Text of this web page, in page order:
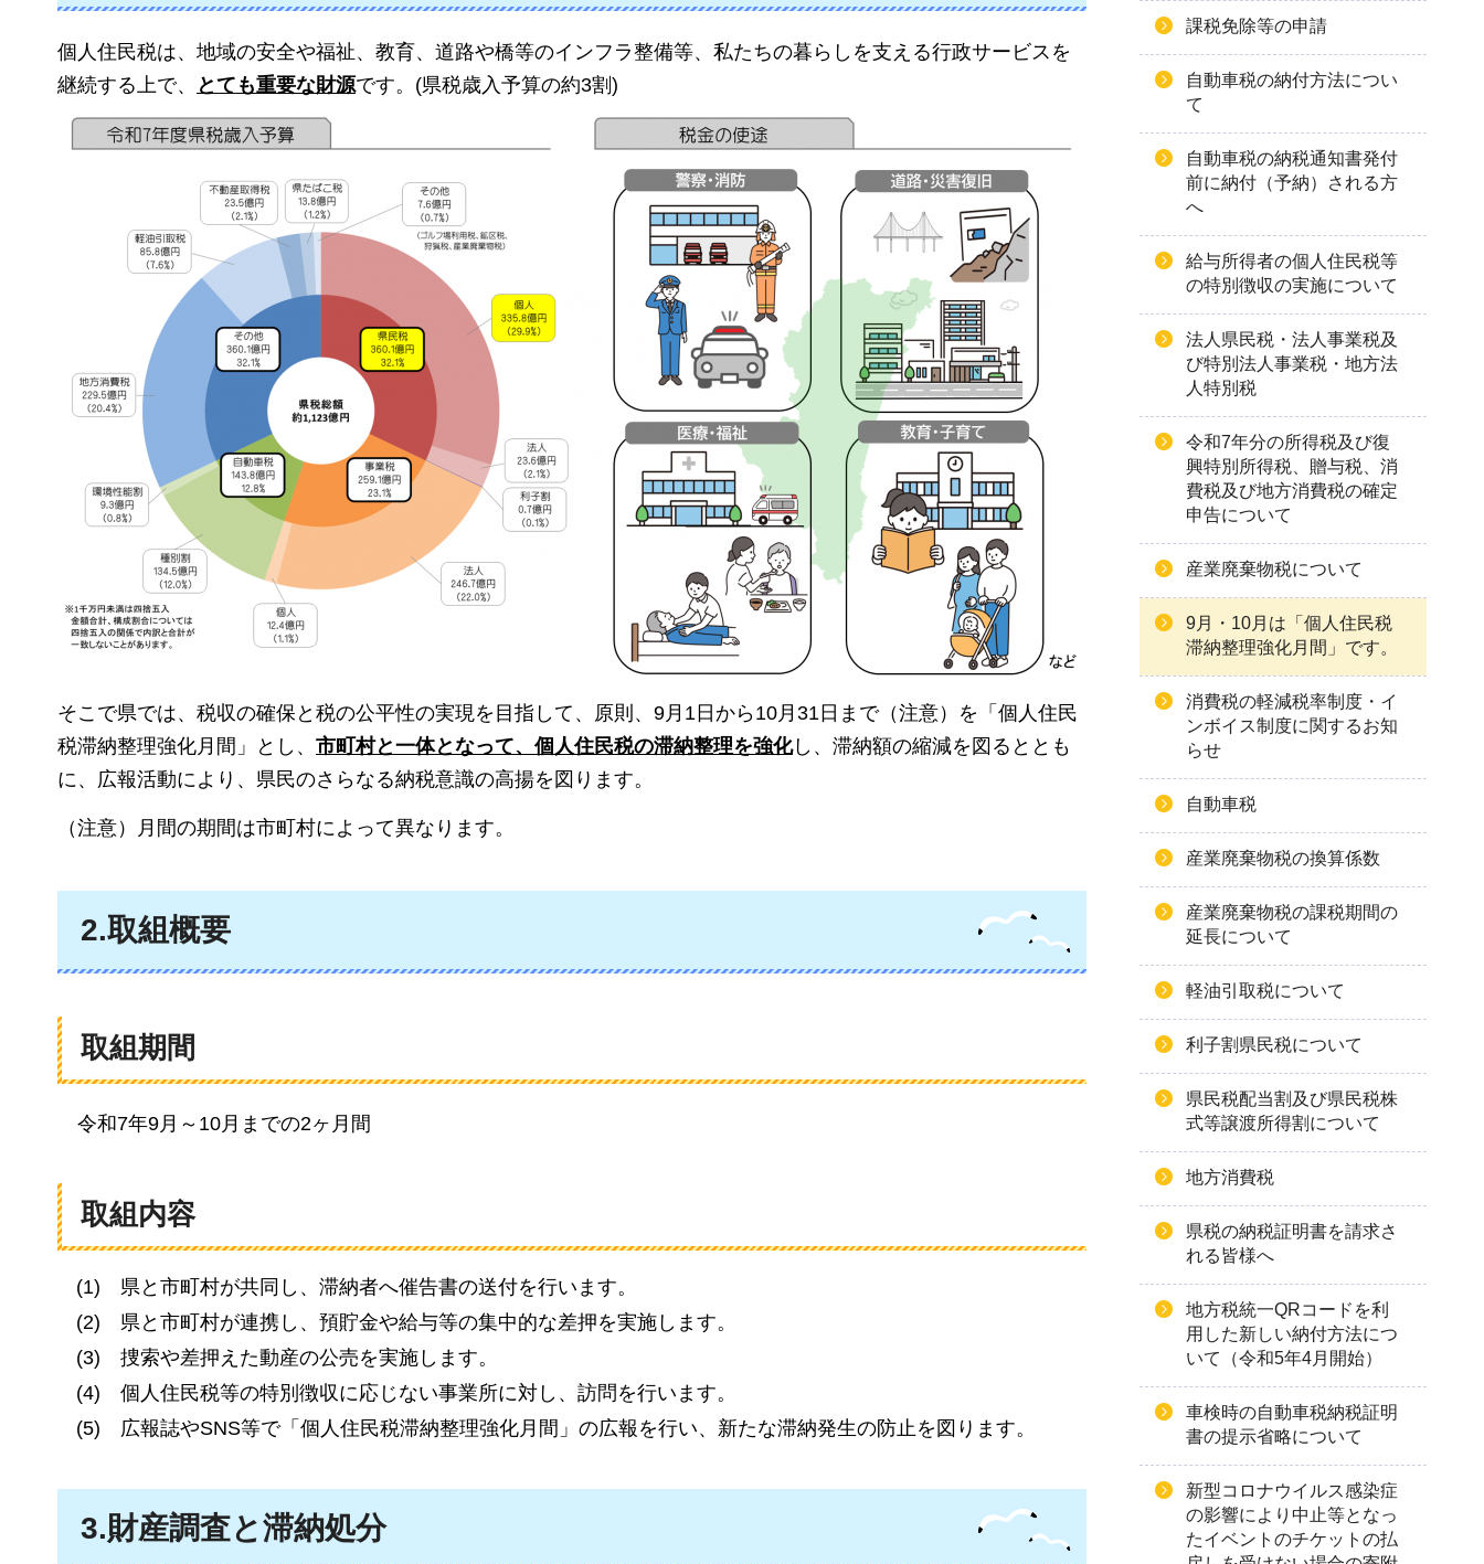
個人住民税は、地域の安全や福祉、教育、道路や橋等のインフラ整備等、私たちの暮らしを支える行政サービスを
継続する上で、
とても重要な財源です。(県税歳入予算の約3割)
そこで県では、税収の確保と税の公平性の実現を目指して、原則、9月1日から10月31日まで（注意）を「個人住民
税滞納整理強化月間」とし、 市町村と一体となって、個人住民税の滞納整理を強化し、滞納額の縮減を図るととも
に、広報活動により、県民のさらなる納税意識の高揚を図ります。
（注意）月間の期間は市町村によって異なります。
2.取組概要
取組期間
令和7年9月～10月までの2ヶ月間
取組内容
(1)
県と市町村が共同し、滞納者へ催告書の送付を行います。
(2)
県と市町村が連携し、預貯金や給与等の集中的な差押を実施します。
(3)
捜索や差押えた動産の公売を実施します。
(4)
個人住民税等の特別徴収に応じない事業所に対し、訪問を行います。
(5)
広報誌やSNS等で「個人住民税滞納整理強化月間」の広報を行い、新たな滞納発生の防止を図ります。
3.財産調査と滞納処分
課税免除等の申請
自動車税の納付方法につい
て
自動車税の納税通知書発付
前に納付（予納）される方
へ
給与所得者の個人住民税等
の特別徴収の実施について
法人県民税・法人事業税及
び特別法人事業税・地方法
人特別税
令和7年分の所得税及び復
興特別所得税、贈与税、消
費税及び地方消費税の確定
申告について
産業廃棄物税について
9月・10月は「個人住民税
滞納整理強化月間」です。
消費税の軽減税率制度・イ
ンボイス制度に関するお知
らせ
自動車税
産業廃棄物税の換算係数
産業廃棄物税の課税期間の
延長について
軽油引取税について
利子割県民税について
県民税配当割及び県民税株
式等譲渡所得割について
地方消費税
県税の納税証明書を請求さ
れる皆様へ
地方税統一QRコードを利
用した新しい納付方法につ
いて（令和5年4月開始）
車検時の自動車税納税証明
書の提示省略について
新型コロナウイルス感染症
の影響により中止等となっ
たイベントのチケットの払